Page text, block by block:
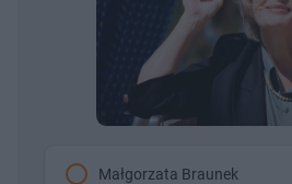
Małgorzata Braunek